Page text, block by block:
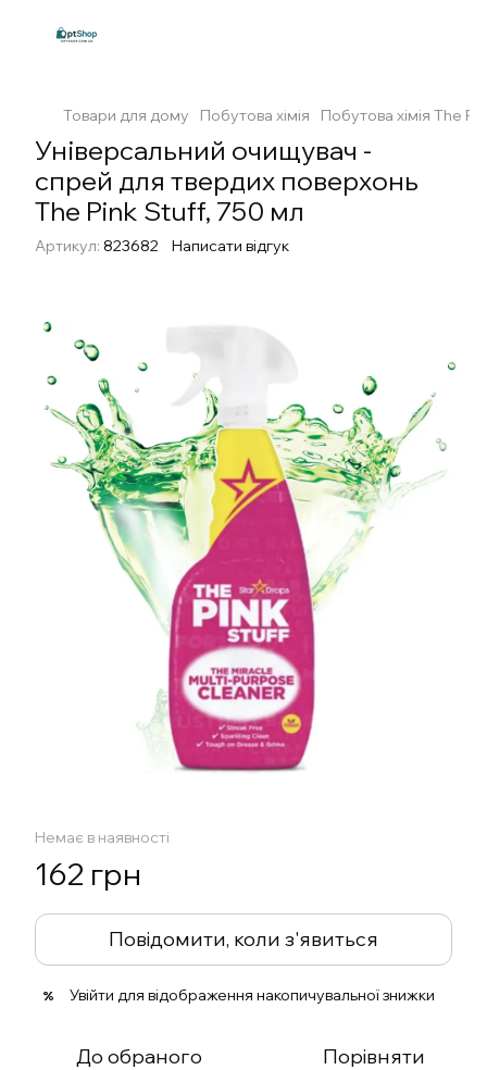
Товари для дому Побутова хімія Побутова хімія The
Універсальний очищувач -
спрей для твердих поверхонь
The Pink Stuff, 750 мл
Артикул: 823682 Написати відгук
Немає в наявності
162 грн
Повідомити, коли з'явиться
% Увійти для відображення накопичувальної знижки
До обраного Порівняти